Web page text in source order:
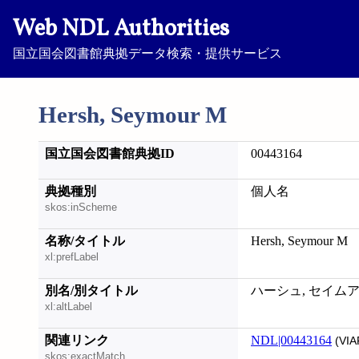
Web NDL Authorities
国立国会図書館典拠データ検索・提供サービス
Hersh, Seymour M
国立国会図書館典拠ID 00443164
典拠種別
skos:inScheme
個人名
名称/タイトル
xl:prefLabel
Hersh, Seymour M
別名/別タイトル
xl:altLabel
ハーシュ, セイム
関連リンク
skos:exactMatch
NDL|00443164